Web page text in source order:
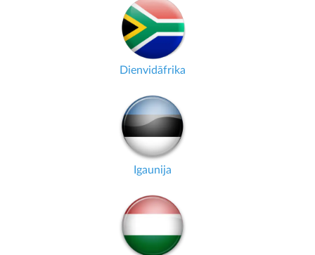
Dienvidāfrika
Igaunija